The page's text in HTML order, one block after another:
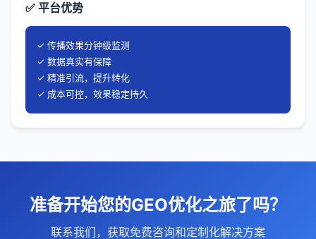
✅ 平台优势
✓ 传播效果分钟级监测
✓ 数据真实有保障
✓ 精准引流，提升转化
✓ 成本可控，效果稳定持久
准备开始您的GEO优化之旅了吗？
联系我们，获取免费咨询和定制化解决方案